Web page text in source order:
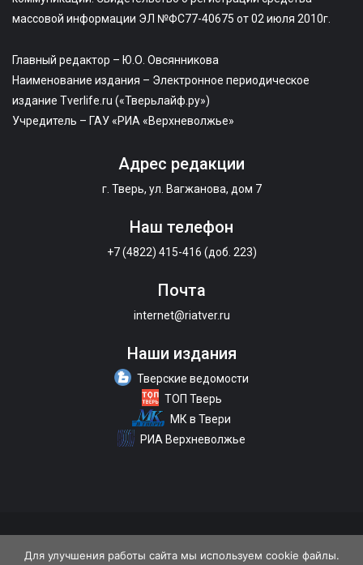
массовой информации ЭЛ №ФС77-40675 от 02 июля 2010г.
Главный редактор – Ю.О. Овсянникова
Наименование издания – Электронное периодическое
издание Tverlife.ru («Тверьлайф.ру»)
Учредитель – ГАУ «РИА «Верхневолжье»
Адрес редакции
г. Тверь, ул. Вагжанова, дом 7
Наш телефон
+7 (4822) 415-416 (доб. 223)
Почта
internet@riatver.ru
Наши издания
Тверские ведомости
ТОП Тверь
МК в Твери
РИА Верхневолжье
Для улучшения работы сайта мы используем cookie файлы.